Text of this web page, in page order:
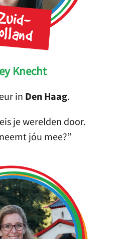
Knecht
in Den Haag.
je werelden door.
jóu mee?